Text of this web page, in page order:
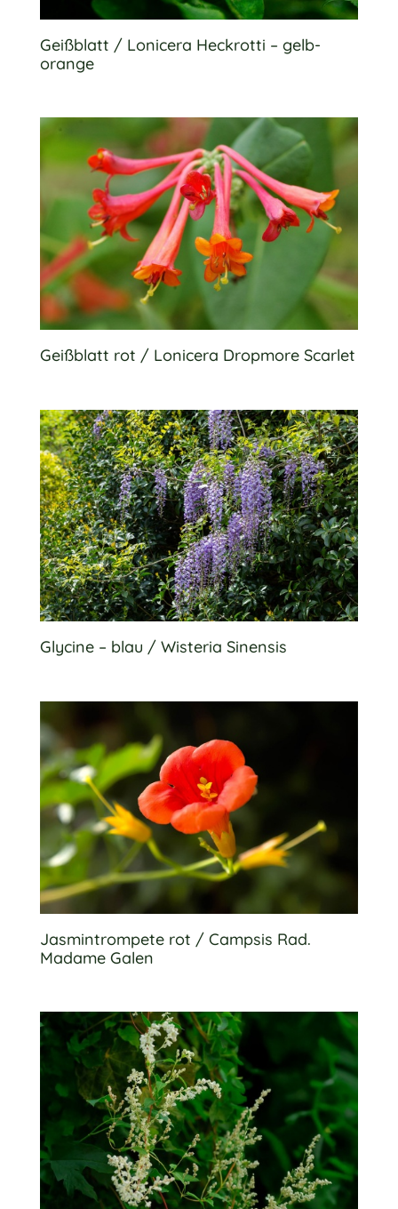
Geißblatt / Lonicera Heckrotti – gelb-
orange
Geißblatt rot / Lonicera Dropmore Scarlet
Glycine – blau / Wisteria Sinensis
Jasmintrompete rot / Campsis Rad.
Madame Galen